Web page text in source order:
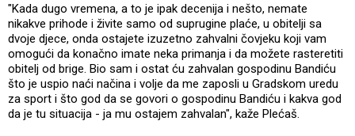
"Kada dugo vremena, a to je ipak decenija i nešto, nemate
nikakve prihode i živite samo od suprugine plaće, u obitelji sa
dvoje djece, onda ostajete izuzetno zahvalni čovjeku koji vam
omogući da konačno imate neka primanja i da možete rasteretiti
obitelj od brige. Bio sam i ostat ću zahvalan gospodinu Bandiću
što je uspio naći načina i volje da me zaposli u Gradskom uredu
za sport i što god da se govori o gospodinu Bandiću i kakva god
da je tu situacija - ja mu ostajem zahvalan", kaže Plećaš.